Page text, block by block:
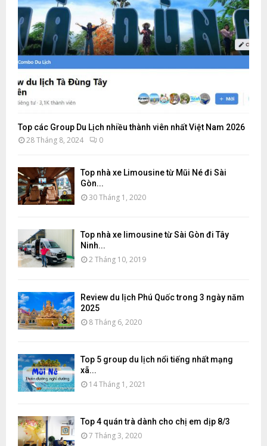
Top các Group Du Lịch nhiều thành viên nhất Việt Nam 2026
28 Tháng 8, 2024 0
Top nhà xe Limousine từ Mũi Né đi Sài
Gòn...
30 Tháng 1, 2020
Top nhà xe limousine từ Sài Gòn đi Tây
Ninh...
2 Tháng 10, 2019
Review du lịch Phú Quốc trong 3 ngày năm
2025
8 Tháng 6, 2020
Top 5 group du lịch nổi tiếng nhất mạng
xã...
14 Tháng 1, 2021
Top 4 quán trà dành cho chị em dịp 8/3
7 Tháng 3, 2020